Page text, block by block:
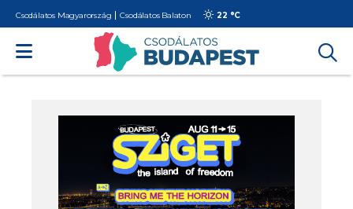
Csodálatos Magyarország Csodálatos Balaton 22 °C